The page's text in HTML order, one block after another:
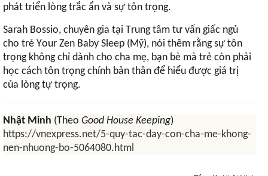
phát triển lòng trắc ẩn và sự tôn trọng.
Sarah Bossio, chuyên gia tại Trung tâm tư vấn giấc ngủ
cho trẻ Your Zen Baby Sleep (Mỹ), nói thêm rằng sự tôn
trọng không chỉ dành cho cha mẹ, bạn bè mà trẻ còn phải
học cách tôn trọng chính bản thân để hiểu được giá trị
của lòng tự trọng.
Nhật Minh (Theo Good House Keeping)
https://vnexpress.net/5-quy-tac-day-con-cha-me-khong-
nen-nhuong-bo-5064080.html